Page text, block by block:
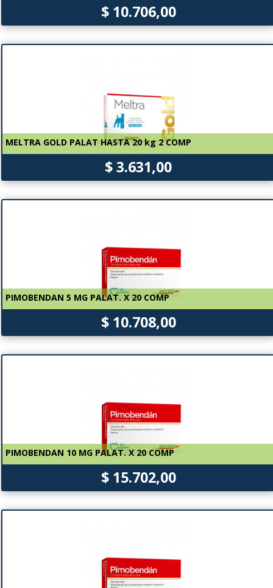
$ 10.706,00
MELTRA GOLD PALAT HASTA 20 kg 2 COMP
$ 3.631,00
PIMOBENDAN 5 MG PALAT. X 20 COMP
$ 10.708,00
PIMOBENDAN 10 MG PALAT. X 20 COMP
$ 15.702,00